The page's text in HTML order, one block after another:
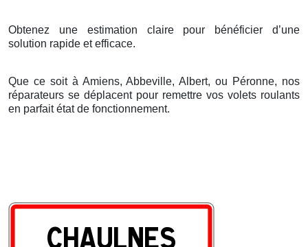
Obtenez une estimation claire pour bénéficier d’une
solution rapide et efficace.
Que ce soit à Amiens, Abbeville, Albert, ou Péronne, nos
réparateurs se déplacent pour remettre vos volets roulants
en parfait état de fonctionnement.